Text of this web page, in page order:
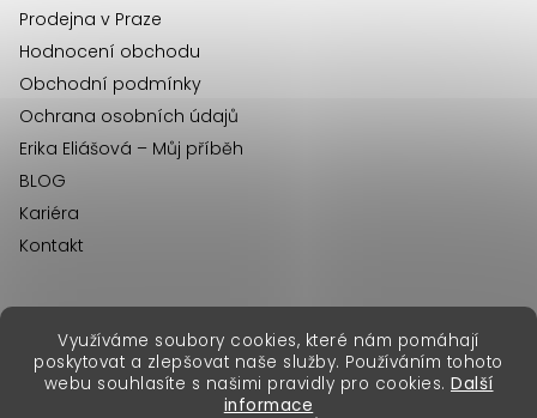
Využíváme soubory cookies, které nám pomáhají
poskytovat a zlepšovat naše služby. Používáním tohoto
webu souhlasíte s našimi pravidly pro cookies. Další
informace
Prodejna v Praze
Hodnocení obchodu
Obchodní podmínky
Ochrana osobních údajů
Erika Eliášová – Můj příběh
BLOG
Kariéra
Kontakt
Vytvořil Shoptet Premium
Copyright 2026Erika Fashion. Všechna práva vyhrazena.
erikafashion.sk